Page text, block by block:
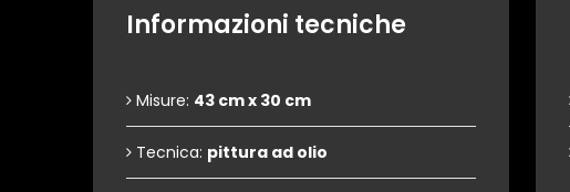
Informazioni tecniche
Misure: 43 cm x 30 cm
Tecnica: pittura ad olio